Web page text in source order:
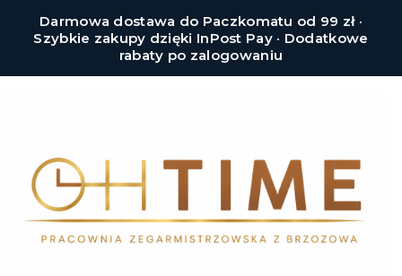
Darmowa dostawa do Paczkomatu od 99 zł ·
Szybkie zakupy dzięki InPost Pay · Dodatkowe
rabaty po zalogowaniu